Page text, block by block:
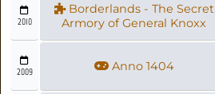
2010
Borderlands - The Secret
Armory of General Knoxx
2009 Anno 1404